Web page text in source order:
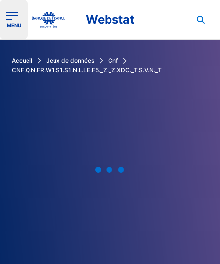
Ouvrir le menu de navigation
MENU Webstat
Accueil Jeux de données
Cnf
CNF.Q.N.FR.W1.S1.S1.N.L.LE.F5._Z._Z.XDC._T.S.V.N._T